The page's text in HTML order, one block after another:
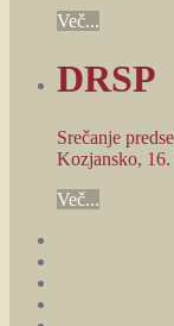
Več...
DRSP
Srečanje
Kozjansko, 16.
Več...